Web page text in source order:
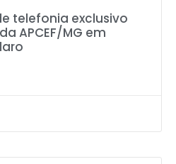
telefonia exclusivo
APCEF/MG em